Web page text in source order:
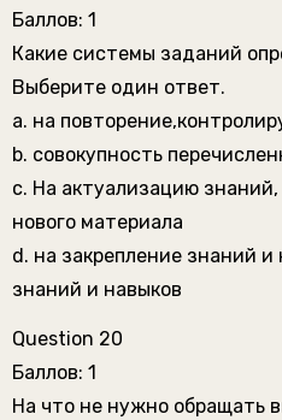
Баллов: 1
Какие системы заданий
Выберите один ответ.
a. на
b. совокупность
c. На актуализацию
нового материала
d. на закрепление знаний
знаний и навыков
Question 20
Баллов: 1
На что не нужно обращать